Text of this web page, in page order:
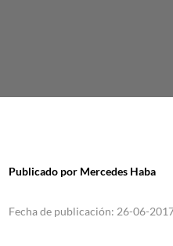
Publicado por Mercedes Haba
Fecha de publicación:26-06-